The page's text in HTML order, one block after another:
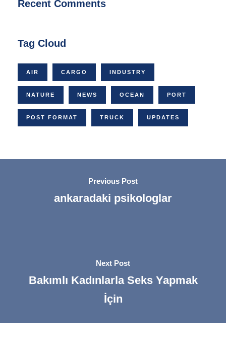
Recent Comments
Tag Cloud
AIR CARGO INDUSTRY
NATURE NEWS OCEAN PORT
POST FORMAT TRUCK UPDATES
Previous Post
ankaradaki psikologlar
Next Post
Bakımlı Kadınlarla Seks Yapmak
İçin